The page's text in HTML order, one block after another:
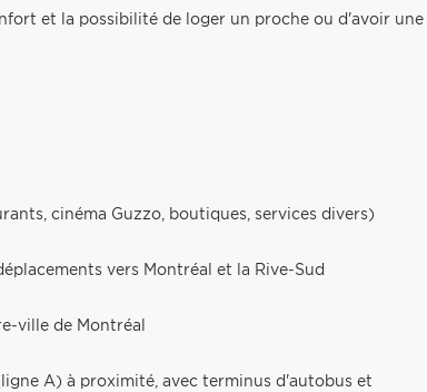
et la possibilité de loger un proche ou d'avoir une
cinéma Guzzo, boutiques, services divers)
vers Montréal et la Rive-Sud
ville de Montréal
A) à proximité, avec terminus d'autobus et